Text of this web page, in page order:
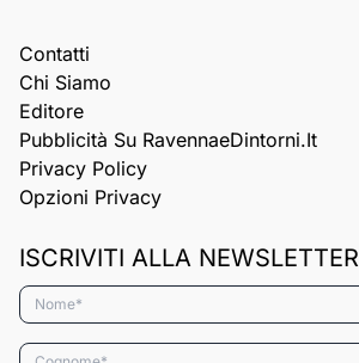
Contatti
Chi Siamo
Editore
Pubblicità Su RavennaeDintorni.it
Privacy Policy
Opzioni Privacy
ISCRIVITI ALLA NEWSLETTER
Nome*
Cognome*